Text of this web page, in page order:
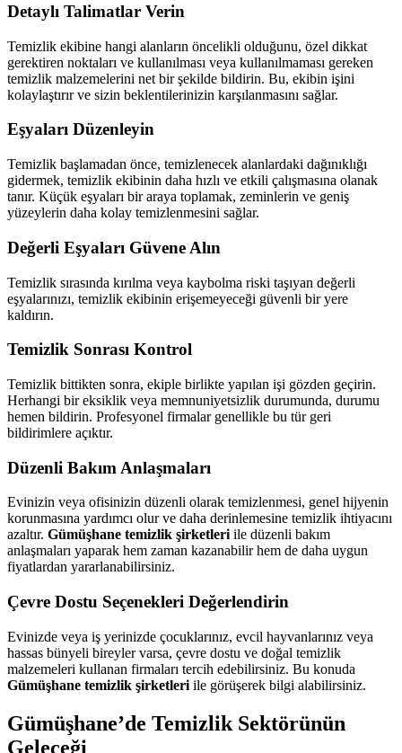
Detaylı Talimatlar Verin
Temizlik ekibine hangi alanların öncelikli olduğunu, özel dikkat
gerektiren noktaları ve kullanılması veya kullanılmaması gereken
temizlik malzemelerini net bir şekilde bildirin. Bu, ekibin işini
kolaylaştırır ve sizin beklentilerinizin karşılanmasını sağlar.
Eşyaları Düzenleyin
Temizlik başlamadan önce, temizlenecek alanlardaki dağınıklığı
gidermek, temizlik ekibinin daha hızlı ve etkili çalışmasına olanak
tanır. Küçük eşyaları bir araya toplamak, zeminlerin ve geniş
yüzeylerin daha kolay temizlenmesini sağlar.
Değerli Eşyaları Güvene Alın
Temizlik sırasında kırılma veya kaybolma riski taşıyan değerli
eşyalarınızı, temizlik ekibinin erişemeyeceği güvenli bir yere
kaldırın.
Temizlik Sonrası Kontrol
Temizlik bittikten sonra, ekiple birlikte yapılan işi gözden geçirin.
Herhangi bir eksiklik veya memnuniyetsizlik durumunda, durumu
hemen bildirin. Profesyonel firmalar genellikle bu tür geri
bildirimlere açıktır.
Düzenli Bakım Anlaşmaları
Evinizin veya ofisinizin düzenli olarak temizlenmesi, genel hijyenin
korunmasına yardımcı olur ve daha derinlemesine temizlik ihtiyacını
azaltır. Gümüşhane temizlik şirketleriile düzenli bakım
anlaşmaları yaparak hem zaman kazanabilir hem de daha uygun
fiyatlardan yararlanabilirsiniz.
Çevre Dostu Seçenekleri Değerlendirin
Evinizde veya iş yerinizde çocuklarınız, evcil hayvanlarınız veya
hassas bünyeli bireyler varsa, çevre dostu ve doğal temizlik
malzemeleri kullanan firmaları tercih edebilirsiniz. Bu konuda
Gümüşhane temizlik şirketleri ile görüşerek bilgi alabilirsiniz.
Gümüşhane’de Temizlik Sektörünün
Geleceği